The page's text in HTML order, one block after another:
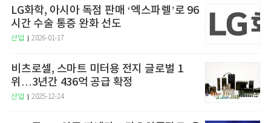
LG화학, 아시아 독점 판매 ‘엑스파렐’로 96
시간 수술 통증 완화 선도
산업 2026-01-17
비츠로셀, 스마트 미터용 전지 글로벌 1
위…3년간 436억 공급 확정
산업 2025-12-24